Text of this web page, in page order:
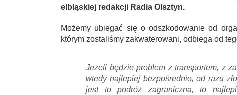
elbląskiej redakcji Radia Olsztyn.
Możemy ubiegać się o odszkodowanie od
którym zostaliśmy zakwaterowani, odbiega od
Jeżeli będzie problem z transportem, z
wtedy najlepiej bezpośrednio, od razu
jest to podróż zagraniczna, to